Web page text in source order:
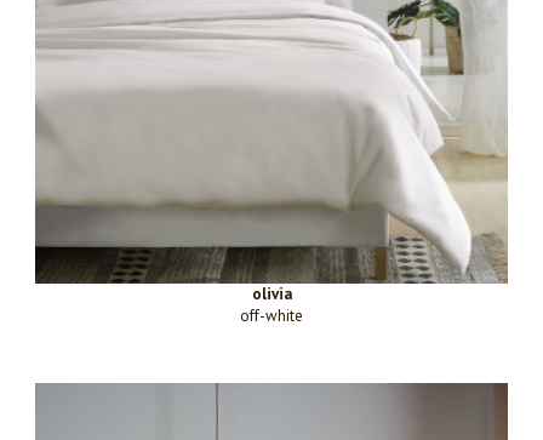
olivia
off-white